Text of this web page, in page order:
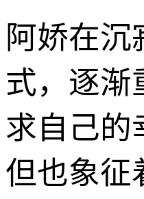
阿娇在
式，逐渐
求自己的
但也象征